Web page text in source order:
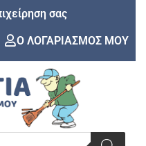
σας
Ο ΛΟΓΑΡΙΑΣΜΟΣ ΜΟΥ